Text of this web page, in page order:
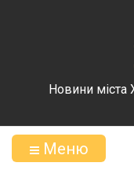
Новини міста
Меню